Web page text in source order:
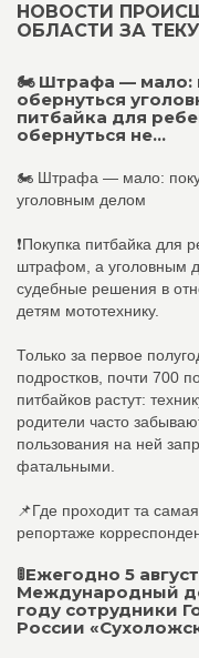
НОВОСТИ
ОБЛАСТИ ЗА
🏍️ Штрафа — мало:
обернуться
питбайка для
обернуться не...
🏍️ Штрафа — мало:
уголовным делом
❗Покупка питбайка для
штрафом, а уголовным
судебные решения в
детям мототехнику.
Только за первое
подростков, почти 700
питбайков растут:
родители часто
пользования на ней
фатальными.
📌Где проходит та
репортаже
🚦Ежегодно 5
Международный
году сотрудники
России